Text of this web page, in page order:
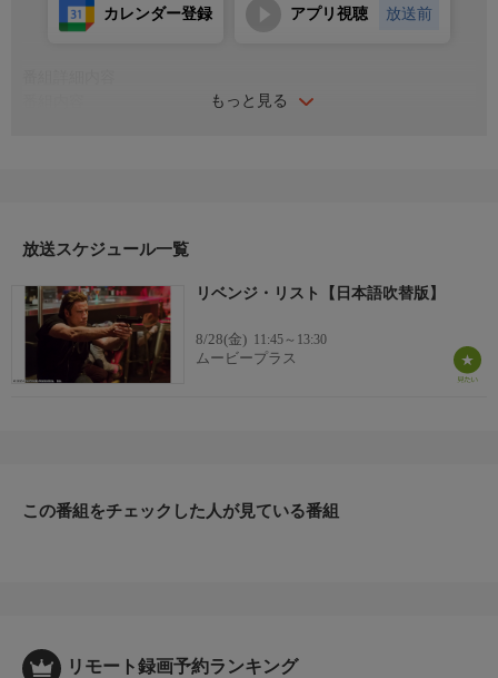
もっと見る
カレンダー登録 アプリ視聴 放送前
アメリカ)
チャック・ラッセル
出演者
ジョン・トラボルタ／クリストファー・メローニ／アマンダ・シ
ュル
放送スケジュール一覧
リベンジ・リスト【日本語吹替版】
8/28(金) 11:45～13:30
ムービープラス
この番組をチェックした人が見ている番組
リモート録画予約ランキング